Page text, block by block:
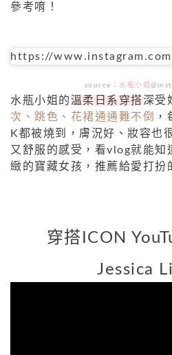
參考唷！
https://
source： 水瓶小姐
水瓶小姐的 溫柔日系穿搭深受
次、跳色、花裙通通難不倒
，
K都被燒到，膚況好、妝容也
又舒服的感受，看vlog就能知
緻的寶藏女孩，推薦給愛打扮
穿搭 ICON
Jessica